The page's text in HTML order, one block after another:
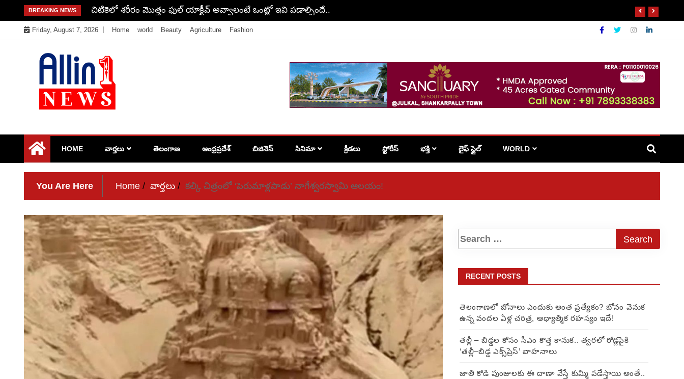
to
content
BREAKING NEWS చిటికెలో శరీరం మొత్తం ఫుల్ యాక్టీవ్ అవ్వాలంటే ఒంట్లో ఇవి పడాల్సిందే..
Friday, August 7, 2026 Home world Beauty Agriculture Fashion
HOME వార్తలు తెలంగాణ ఆంధ్రప్రదేశ్ బిజినెస్ సినిమా క్రీడలు స్టోరీస్ భక్తి లైఫ్ స్టైల్ WORLD
You Are Here Home వార్తలు కల్కి చిత్రంలో ‘పెరుమాళ్లపాడు’ నాగేశ్వరస్వామి ఆలయం!
RECENT POSTS
తెలంగాణలో బోనాలు ఎందుకు అంత ప్రత్యేకం? బోనం వెనుక
ఉన్న వందల ఏళ్ల చరిత్ర, ఆధ్యాత్మిక రహస్యం ఇదే!
తల్లీ – బిడ్డల కోసం సీఎం కొత్త కానుక.. త్వరలో రోడ్లపైకి
‘తల్లీ–బిడ్డ ఎక్స్‌ప్రెస్’ వాహనాలు
జాతి కోడి పుంజులకు ఈ దాణా వేస్తే కుమ్మి పడేస్తాయి అంతే..